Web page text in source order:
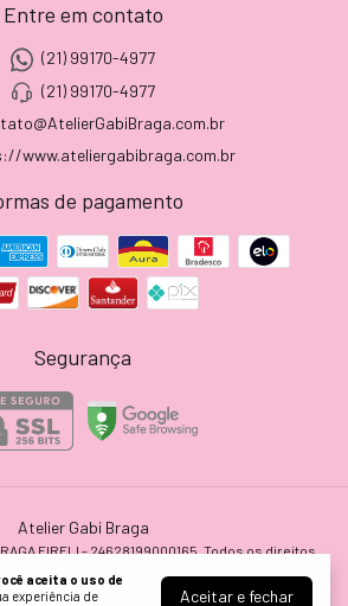
aceita o uso de
experiência de
Aceitar e fechar
Entre em contato
(21) 99170-4977
(21) 99170-4977
www.ateliergabibraga.com.br
de pagamento
Segurança
Atelier Gabi Braga
EIRELI - 24628199000165. Todos os direitos